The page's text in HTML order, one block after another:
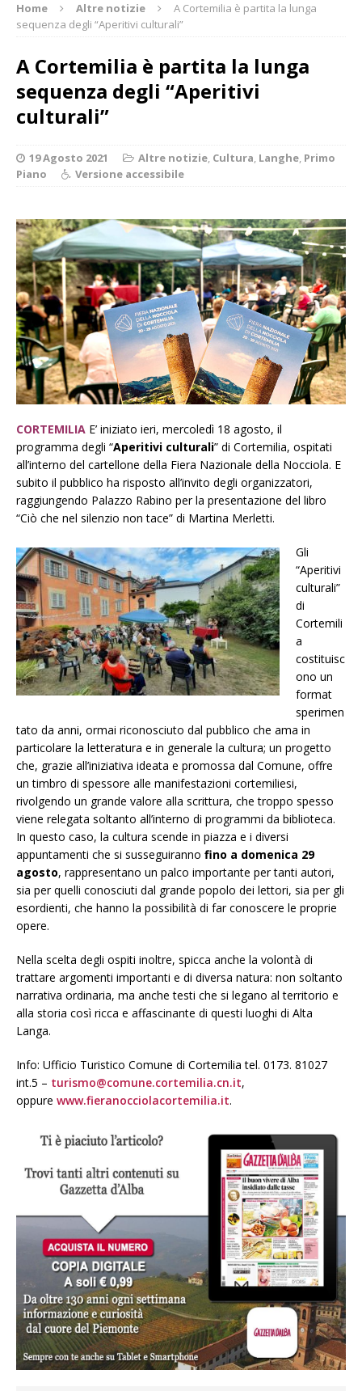
Home Altre notizie
A Cortemilia è partita la lunga
sequenza degli “Aperitivi culturali”
A Cortemilia è partita la lunga
sequenza degli “Aperitivi
culturali”
19 Agosto 2021 Altre notizie, Cultura, Langhe, Primo
Piano
Versione accessibile
CORTEMILIA E’ iniziato ieri, mercoledì 18 agosto, il
programma degli “Aperitivi culturali” di Cortemilia, ospitati
all’interno del cartellone della Fiera Nazionale della Nocciola. E
subito il pubblico ha risposto all’invito degli organizzatori,
raggiungendo Palazzo Rabino per la presentazione del libro
“Ciò che nel silenzio non tace” di Martina Merletti.
Gli
“Aperitivi
culturali”
di
Cortemili
a
costituisc
ono un
format
sperimen
tato da anni, ormai riconosciuto dal pubblico che ama in
particolare la letteratura e in generale la cultura; un progetto
che, grazie all’iniziativa ideata e promossa dal Comune, offre
un timbro di spessore alle manifestazioni cortemiliesi,
rivolgendo un grande valore alla scrittura, che troppo spesso
viene relegata soltanto all’interno di programmi da biblioteca.
In questo caso, la cultura scende in piazza e i diversi
appuntamenti che si susseguiranno fino a domenica 29
agosto, rappresentano un palco importante per tanti autori,
sia per quelli conosciuti dal grande popolo dei lettori, sia per gli
esordienti, che hanno la possibilità di far conoscere le proprie
opere.
Nella scelta degli ospiti inoltre, spicca anche la volontà di
trattare argomenti importanti e di diversa natura: non soltanto
narrativa ordinaria, ma anche testi che si legano al territorio e
alla storia così ricca e affascinante di questi luoghi di Alta
Langa.
Info: Ufficio Turistico Comune di Cortemilia tel. 0173. 81027
int.5 – turismo@comune.cortemilia.cn.it,
oppure www.fieranocciolacortemilia.it.